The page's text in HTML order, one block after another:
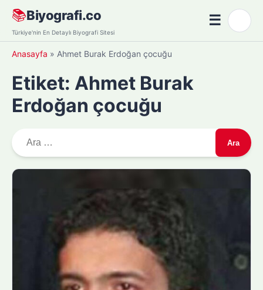
Skip
content
📚Biyografi.co
Türkiye'nin En Detaylı Biyografi Sitesi
☰Menü
Anasayfa » Ahmet Burak Erdoğan çocuğu
Etiket: Ahmet Burak
Erdoğan çocuğu
r